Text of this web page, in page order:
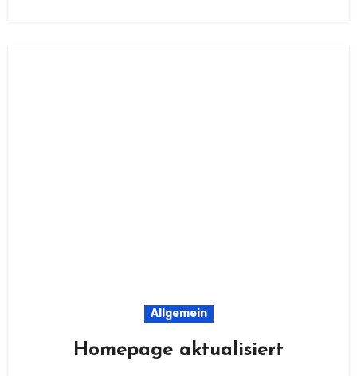
Allgemein
Homepage aktualisiert